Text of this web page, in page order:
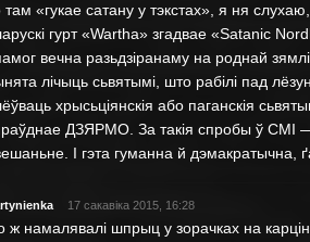
там «гукае сатану у тэкстах», я ня
гурт «Wartha» згадвае «Satanic
вечна разьдзіранаму на роднай
лічыць сьвятымі, што рабілі пад
хрысьціянскія або паганскія
ДЗЯРМО. За такія спробы ў СМІ
І гэта гуманна й дэмакратычна,
17 сакавіка 2015, 16:28
ж намалявалі шпрыц у зорачках на